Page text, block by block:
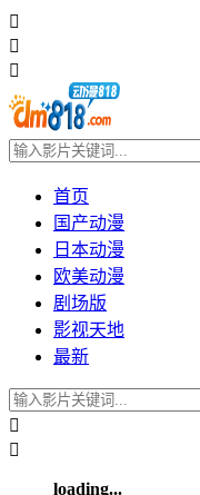



首页
国产动漫
日本动漫
欧美动漫
剧场版
影视天地
最新


loading...